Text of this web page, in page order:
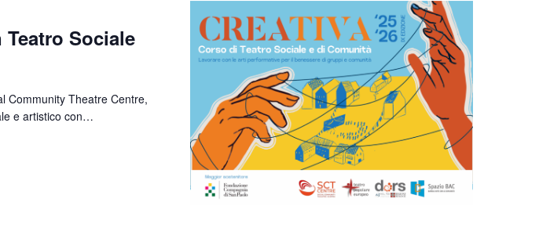
Teatro Sociale
Community Theatre Centre,
e artistico con…